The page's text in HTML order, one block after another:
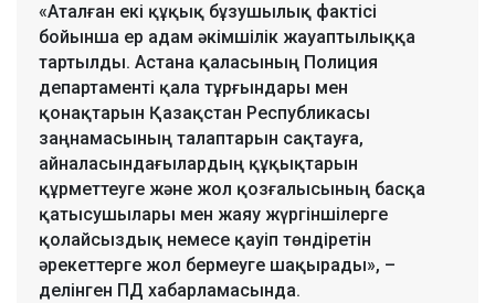
«Аталған екі құқық бұзушылық фактісі
бойынша ер адам әкімшілік жауаптылыққа
тартылды. Астана қаласының Полиция
департаменті қала тұрғындары мен
қонақтарын Қазақстан Республикасы
заңнамасының талаптарын сақтауға,
айналасындағылардың құқықтарын
құрметтеуге және жол қозғалысының басқа
қатысушылары мен жаяу жүргіншілерге
қолайсыздық немесе қауіп төндіретін
әрекеттерге жол бермеуге шақырады», –
делінген ПД хабарламасында.